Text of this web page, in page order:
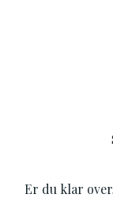
Er du klar